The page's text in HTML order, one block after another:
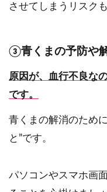
させてしまうリスク
③青くまの予防や
原因が、血行不良な
です。
青くまの解消のため
と”です。
パソコンやスマホ画